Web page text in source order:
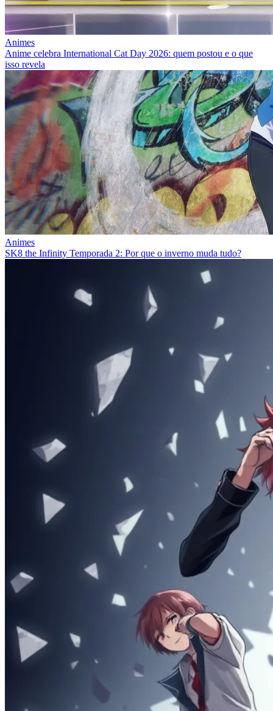
Animes
Anime celebra International Cat Day 2026: quem postou e o que
isso revela
Animes
SK8 the Infinity Temporada 2: Por que o inverno muda tudo?